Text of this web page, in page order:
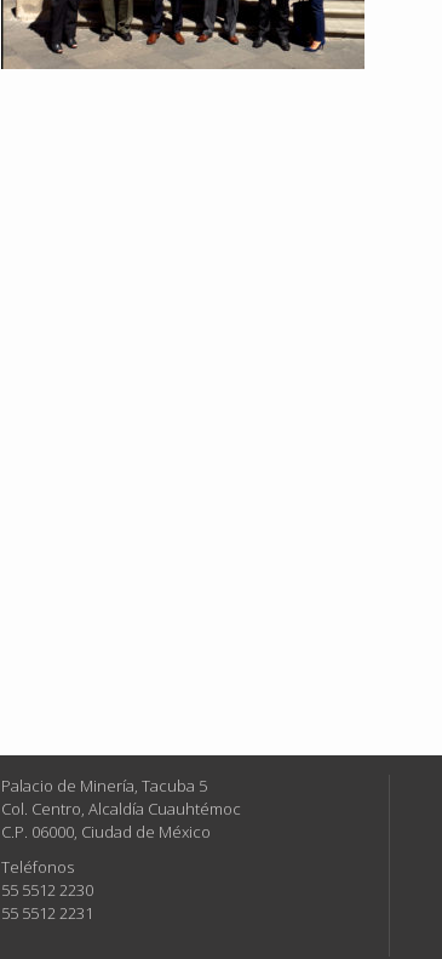
Palacio de Minería, Tacuba 5
Col. Centro, Alcaldía Cuauhtémoc
C.P. 06000, Ciudad de México
Teléfonos
55 5512 2230
55 5512 2231